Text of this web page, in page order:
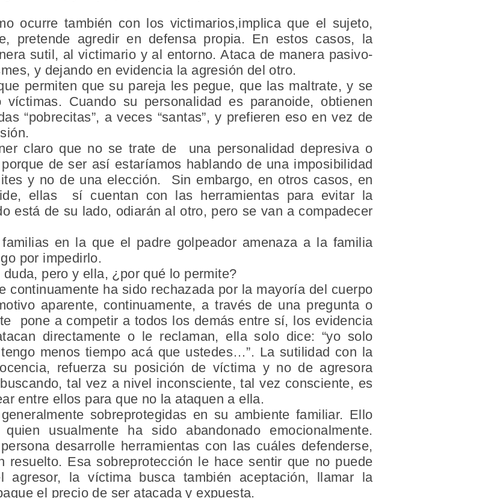
ocurre también con los victimarios,implica que el sujeto,
pretende agredir en defensa propia. En estos casos, la
sutil, al victimario y al entorno. Ataca de manera pasivo-
y dejando en evidencia la agresión del otro.
permiten que su pareja les pegue, que las maltrate, y se
Cuando su personalidad es paranoide, obtienen
“pobrecitas”, a veces “santas”, y prefieren eso en vez de
claro que no se trate de una personalidad depresiva o
de ser así estaríamos hablando de una imposibilidad
y no de una elección. Sin embargo, en otros casos, en
ellas sí cuentan con las herramientas para evitar la
está de su lado, odiarán al otro, pero se van a compadecer
en la que el padre golpeador amenaza a la familia
por impedirlo.
pero y ella, ¿por qué lo permite?
continuamente ha sido rechazada por la mayoría del cuerpo
aparente, continuamente, a través de una pregunta o
pone a competir a todos los demás entre sí, los evidencia
directamente o le reclaman, ella solo dice: “yo solo
menos tiempo acá que ustedes…”. La sutilidad con la
refuerza su posición de víctima y no de agresora
tal vez a nivel inconsciente, tal vez consciente, es
entre ellos para que no la ataquen a ella.
sobreprotegidas en su ambiente familiar. Ello
usualmente ha sido abandonado emocionalmente.
desarrolle herramientas con las cuáles defenderse,
Esa sobreprotección le hace sentir que no puede
la víctima busca también aceptación, llamar la
el precio de ser atacada y expuesta.